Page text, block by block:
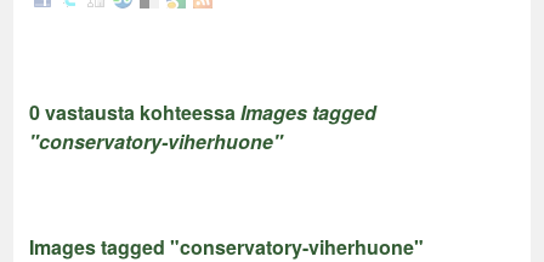
0 vastausta kohteessaImages tagged
"conservatory-viherhuone"
Images tagged "conservatory-viherhuone"